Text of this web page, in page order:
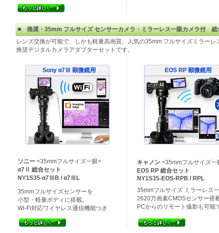
■ 推奨・35mm フルサイズ センサーカメラ・ミラーレス一眼カメラ付 総
レンズ交換が可能で、しかも軽量高画質、人気の35mm フルサイズミラー
推奨デジタルカメラアダプターセットです。
Sony α7Ⅲ 顕微鏡用 EOS RP 顕微鏡用
ソニー <35mmフルサイズ一眼>
α7Ⅱ 総合セット
NY1S35-α7ⅢB / α7ⅢL
キャノン <35mmフルサイズ一
EOS RP 総合セット
NY1S35-EOS-RPB / RPL
35mmフルサイズセンサーを
小型・軽量ボディに搭載。
Wi-Fi対応ワイヤレス通信機能つき
35mmフルサイズ ミラーレス
2620万画素CMOSセンサー搭
PCからのリモート撮影も可能